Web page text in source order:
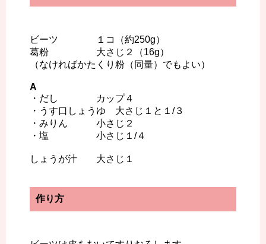
ビーツ １コ（約250g）
葛粉 大さじ２（16g）
（なければかたくり粉（同量）でもよい）
A
・だし カップ４
・うす口しょうゆ 大さじ１と１/３
・みりん 小さじ２
・塩 小さじ１/４
しょうが汁 大さじ１
作り方